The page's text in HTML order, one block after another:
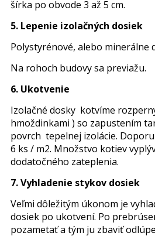
šírka po obvode 3 až 5 cm.
5. Lepenie izolačných dosiek
Polystyrénové, alebo minerálne
Na rohoch budovy sa previažu.
6. Ukotvenie
Izolačné dosky kotvíme
hmoždinkami ) so zapustením
povrch tepelnej izolácie.
6 ks / m2. Množstvo kotiev
dodatočného zateplenia.
7. Vyhladenie stykov dosiek
Veľmi dôležitým úkonom je
dosiek po ukotvení. Po
pozametať a tým ju zbaviť